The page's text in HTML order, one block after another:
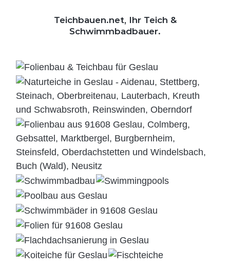
Teichbauen.net, Ihr Teich &
Schwimmbadbauer.